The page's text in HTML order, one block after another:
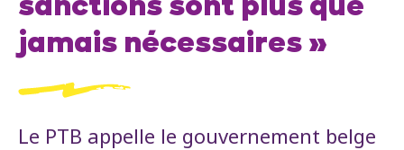
sanctions sont plus que
jamais nécessaires »
Le PTB appelle le gouvernement belge